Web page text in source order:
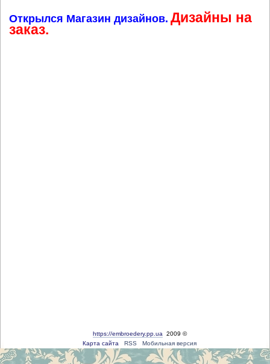
Открылся Магазин дизайнов. Дизайны на
заказ.
https://embroedery.pp.ua 2009 ©
Карта сайта
RSS Мобильная версия